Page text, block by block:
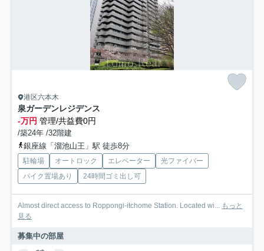
港区六本木
泉ガーデンレジデンス
-万円 管理/共益費0円
/築24年 /32階建
銀座線「溜池山王」駅 徒歩8分
駐輪場 オートロック エレベーター
光ファイバー
バイク置場あり
24時間ゴミ出し可
Almost direct access to Roppongi‑itchome Station. Located wi...
もっと
見る
募集中の部屋